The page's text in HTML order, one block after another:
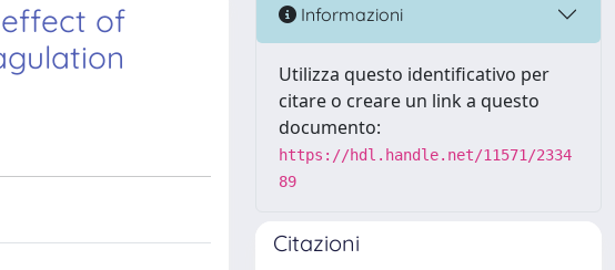
of
Informazioni
Utilizza questo identificativo per
citare o creare un link a questo
documento:
https://hdl.handle.net/11571/2334
89
Citazioni